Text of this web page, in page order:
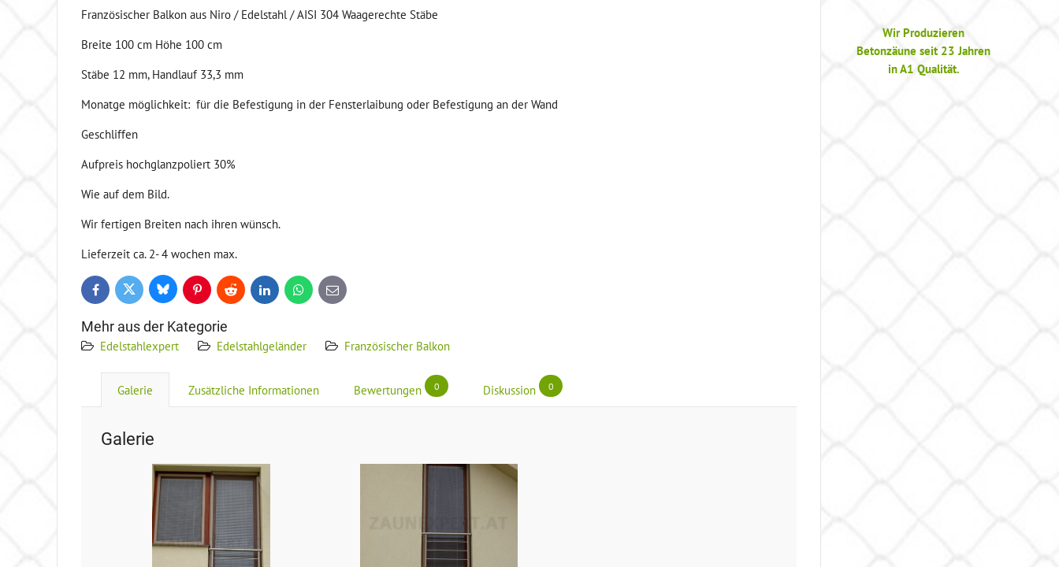
Französischer Balkon aus Niro / Edelstahl / AISI 304 Waagerechte Stäbe
Breite 100 cm Höhe 100 cm
Stäbe 12 mm, Handlauf 33,3 mm
Monatge möglichkeit: für die Befestigung in der Fensterlaibung oder Befestigung an der Wand
Geschliffen
Aufpreis hochglanzpoliert 30%
Wie auf dem Bild.
Wir fertigen Breiten nach ihren wünsch.
Lieferzeit ca. 2- 4 wochen max.
FacebookTwitter BlueskyPinterestReddit LinkedInWhatsApp
E-
mail
Mehr aus der Kategorie
Edelstahlexpert Edelstahlgeländer Französischer Balkon
Galerie Zusätzliche Informationen Bewertungen 0 Diskussion 0
Galerie
Wir Produzieren
Betonzäune seit 23 Jahren
in A1 Qualität.